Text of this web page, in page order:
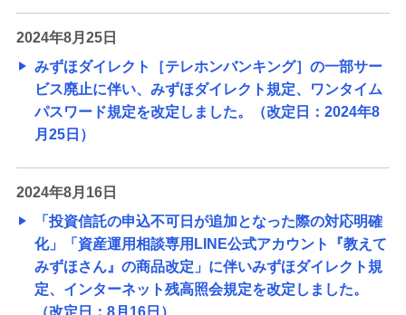
2024年8月25日
みずほダイレクト［テレホンバンキング］の一部サー
ビス廃止に伴い、みずほダイレクト規定、ワンタイム
パスワード規定を改定しました。（改定日：2024年8
月25日）
2024年8月16日
「投資信託の申込不可日が追加となった際の対応明確
化」「資産運用相談専用LINE公式アカウント『教えて
みずほさん』の商品改定」に伴いみずほダイレクト規
定、インターネット残高照会規定を改定しました。
（改定日：8月16日）